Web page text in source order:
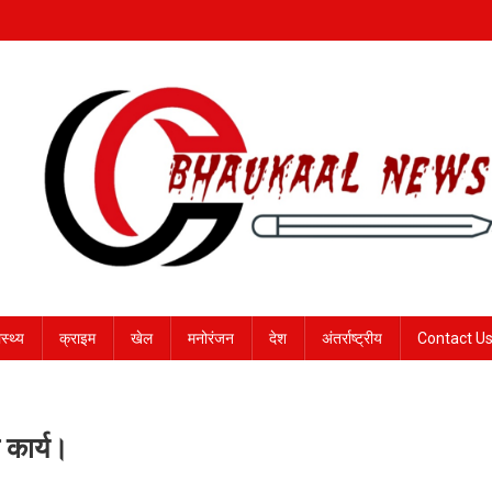
क्राइम खेल मनोरंजन देश अंतर्राष्ट्रीय Contact Us